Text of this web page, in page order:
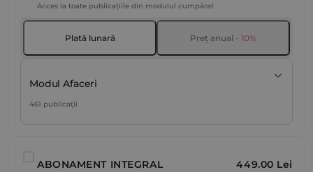
Acces la toate publicațiile din modulul cumpărat
Plată lunară Preț anual - 10%
Modul Afaceri
461 publicații
ABONAMENT INTEGRAL 449.00 Lei